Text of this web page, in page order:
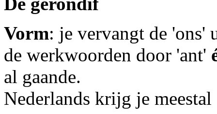
Vorm: je vervangt de 'ons'
de werkwoorden door 'ant'
al
Nederlands krijg je